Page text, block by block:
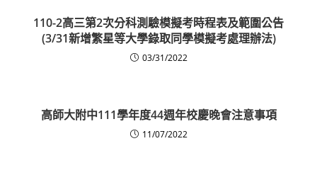
110-2高三第2次分科測驗模擬考時程表及範圍公告
(3/31新增繁星等大學錄取同學模擬考處理辦法)
03/31/2022
高師大附中111學年度44週年校慶晚會注意事項
11/07/2022